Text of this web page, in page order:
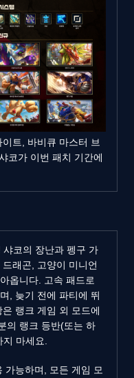
트, 바비큐 마스터 브
코가 이번 패치 기간에
코의 장난과 펭구 가
래곤, 고양이 미니언
옵니다. 고속 패드로
, 늦기 전에 파티에 뛰
랭크 게임 외 모드에
의 랭크 등반(또는 하
마세요.
가능하며, 모든 게임 모